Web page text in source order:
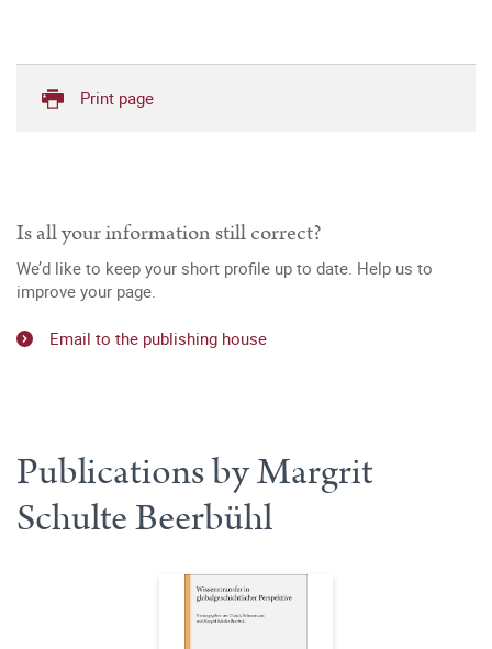
Print page
Is all your information still correct?
We’d like to keep your short profile up to date. Help us to
improve your page.
Email to the publishing house
Publications by Margrit
Schulte Beerbühl